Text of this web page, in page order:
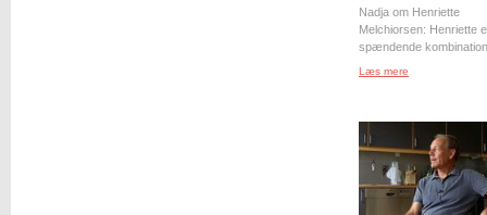
Nadja om Henriette
Melchiorsen: Henriette
spændende
Læs mere